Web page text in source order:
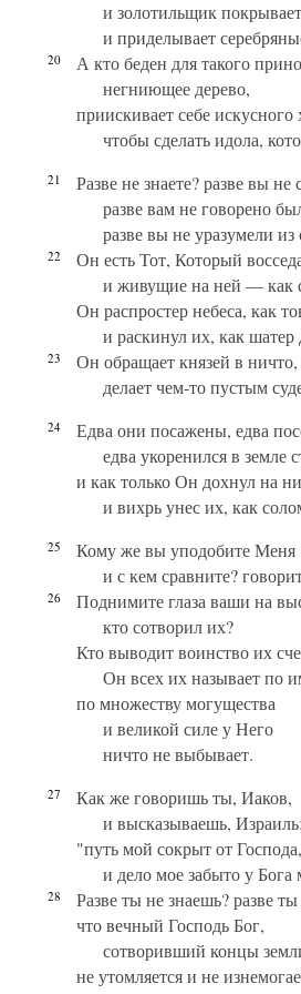
и золотильщик
и приделывает
20
А кто беден для такого
негниющее дерево,
приискивает себе
чтобы сделать идола,
21
Разве не знаете? разве вы
разве вам не говорено
разве вы не уразумели
22
Он есть Тот, Который
и живущие на ней — как
Он распростер небеса, как
и раскинул их, как шатер
23
Он обращает князей в ничто,
делает чем-то пустым
24
Едва они посажены, едва
едва укоренился в земле
и как только Он дохнул на
и вихрь унес их, как
25
Кому же вы уподобите Меня
и с кем сравните?
26
Поднимите глаза ваши на
кто сотворил их?
Кто выводит воинство их
Он всех их называет по
по множеству могущества
и великой силе у Него
ничто не выбывает.
27
Как же говоришь ты, Иаков,
и высказываешь,
"путь мой сокрыт от Господа,
и дело мое забыто у Бога
28
Разве ты не знаешь? разве
что вечный Господь Бог,
сотворивший концы
не утомляется и не